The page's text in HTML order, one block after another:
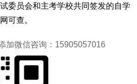
委员会和主考学校共同签发的自学
可查。
加微信咨询：15905057016